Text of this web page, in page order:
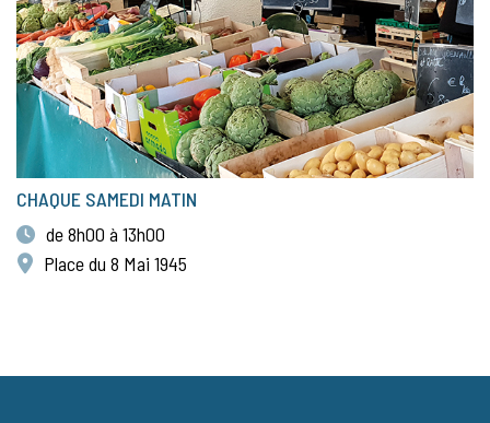
CHAQUE SAMEDI MATIN
de 8h00 à 13h00
Place du 8 Mai 1945